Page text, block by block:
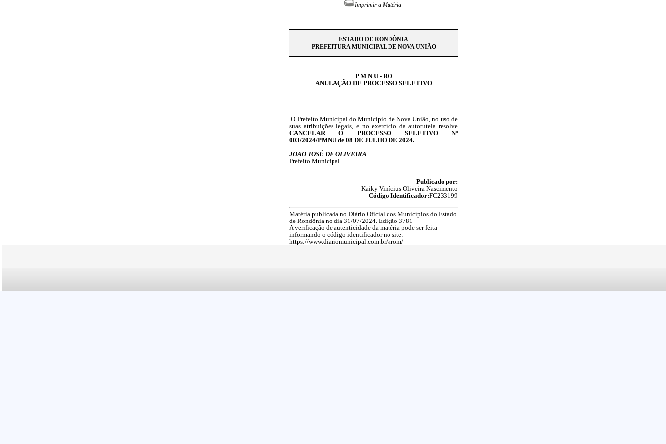
Imprimir a Matéria
ESTADO DE RONDÔNIA
PREFEITURA MUNICIPAL DE NOVA UNIÃO
P M N U - RO
ANULAÇÃO DE PROCESSO SELETIVO
O Prefeito Municipal do Município de Nova União, no uso de
suas atribuições legais, e no exercício da autotutela resolve
CANCELAR O PROCESSO SELETIVO Nº
003/2024/PMNU de 08 DE JULHO DE 2024.
JOAO JOSÉ DE OLIVEIRA
Prefeito Municipal
Publicado por:
Kaiky Vinícius Oliveira Nascimento
Código Identificador:FC233199
Matéria publicada no Diário Oficial dos Municípios do Estado
de Rondônia no dia 31/07/2024. Edição 3781
A verificação de autenticidade da matéria pode ser feita
informando o código identificador no site:
https://www.diariomunicipal.com.br/arom/